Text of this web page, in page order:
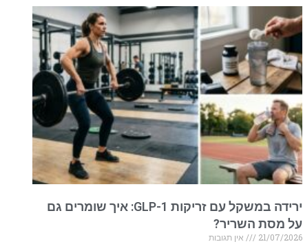
ירידה במשקל עם זריקות GLP-1: איך שומרים גם
על מסת השריר?
21/07/2026
אין תגובות